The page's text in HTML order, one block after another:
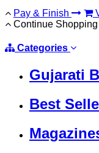
Pay & Finish
Continue Shopping
Categories
Gujarati
Best